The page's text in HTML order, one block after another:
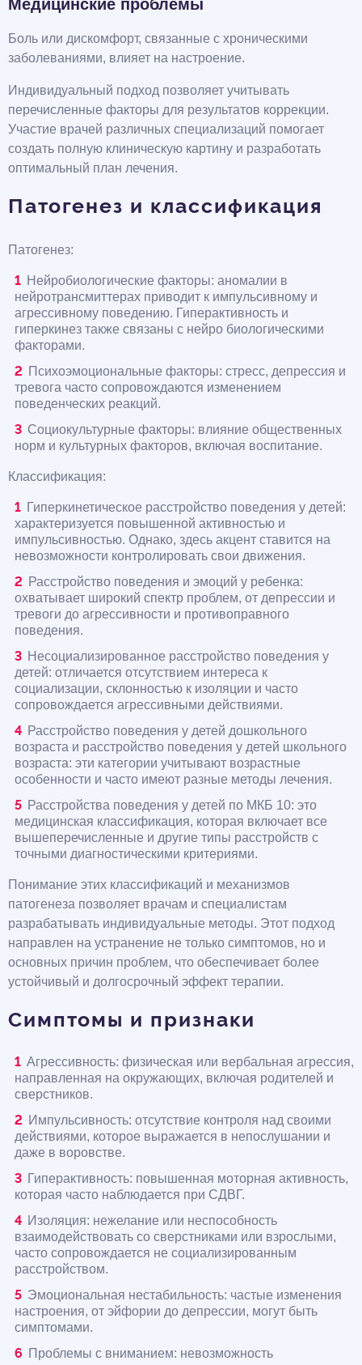
Медицинские проблемы
Боль или дискомфорт, связанные с хроническими
заболеваниями, влияет на настроение.
Индивидуальный подход позволяет учитывать
перечисленные факторы для результатов коррекции.
Участие врачей различных специализаций помогает
создать полную клиническую картину и разработать
оптимальный план лечения.
Патогенез и классификация
Патогенез:
Нейробиологические факторы: аномалии в
нейротрансмиттерах приводит к импульсивному и
агрессивному поведению. Гиперактивность и
гиперкинез также связаны с нейро биологическими
факторами.
Психоэмоциональные факторы: стресс, депрессия и
тревога часто сопровождаются изменением
поведенческих реакций.
Социокультурные факторы: влияние общественных
норм и культурных факторов, включая воспитание.
Классификация:
Гиперкинетическое расстройство поведения у детей:
характеризуется повышенной активностью и
импульсивностью. Однако, здесь акцент ставится на
невозможности контролировать свои движения.
Расстройство поведения и эмоций у ребенка:
охватывает широкий спектр проблем, от депрессии и
тревоги до агрессивности и противоправного
поведения.
Несоциализированное расстройство поведения у
детей: отличается отсутствием интереса к
социализации, склонностью к изоляции и часто
сопровождается агрессивными действиями.
Расстройство поведения у детей дошкольного
возраста и расстройство поведения у детей школьного
возраста: эти категории учитывают возрастные
особенности и часто имеют разные методы лечения.
Расстройства поведения у детей по МКБ 10: это
медицинская классификация, которая включает все
вышеперечисленные и другие типы расстройств с
точными диагностическими критериями.
Понимание этих классификаций и механизмов
патогенеза позволяет врачам и специалистам
разрабатывать индивидуальные методы. Этот подход
направлен на устранение не только симптомов, но и
основных причин проблем, что обеспечивает более
устойчивый и долгосрочный эффект терапии.
Симптомы и признаки
Агрессивность: физическая или вербальная агрессия,
направленная на окружающих, включая родителей и
сверстников.
Импульсивность: отсутствие контроля над своими
действиями, которое выражается в непослушании и
даже в воровстве.
Гиперактивность: повышенная моторная активность,
которая часто наблюдается при СДВГ.
Изоляция: нежелание или неспособность
взаимодействовать со сверстниками или взрослыми,
часто сопровождается не социализированным
расстройством.
Эмоциональная нестабильность: частые изменения
настроения, от эйфории до депрессии, могут быть
симптомами.
Проблемы с вниманием: невозможность